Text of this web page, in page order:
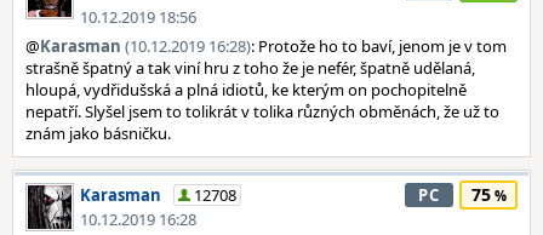
10.12.2019 18:56
@Karasman (10.12.2019 16:28): Protože ho to baví, jenom je v tom
strašně špatný a tak viní hru z toho že je nefér, špatně udělaná,
hloupá, vydřidušská a plná idiotů, ke kterým on pochopitelně
nepatří. Slyšel jsem to tolikrát v tolika různých obměnách, že už to
znám jako básničku.
Karasman
12708
10.12.2019 16:28
PC 75